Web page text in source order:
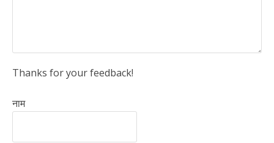
Thanks for your feedback!
नाम